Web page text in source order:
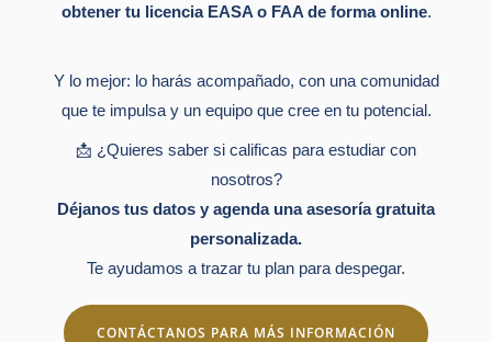
obtener tu licencia EASA o FAA de forma online.
Y lo mejor: lo harás acompañado, con una comunidad
que te impulsa y un equipo que cree en tu potencial.
📩 ¿Quieres saber si calificas para estudiar con
nosotros?
Déjanos tus datos y agenda una asesoría gratuita
personalizada.
Te ayudamos a trazar tu plan para despegar.
CONTÁCTANOS PARA MÁS INFORMACIÓN